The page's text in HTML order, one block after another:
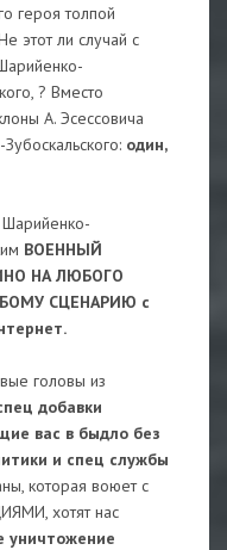
героя толпой
этот ли случай с
? Вместо
А. Эсессовича
один,
Шарийенко-
ВОЕННЫЙ
НА ЛЮБОГО
СЦЕНАРИЮ с
головы из
добавки
вас в быдло без
и спец службы
которая воюет с
хотят нас
уничтожение